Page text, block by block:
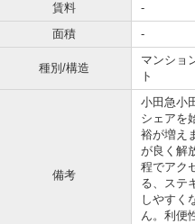
賃料 -
面積
-
種別/構造
マンショ
ト
備考
小田急小
シェアを
裕が増え
が良く解
程でアク
る、ステ
しやすく
ん。利便